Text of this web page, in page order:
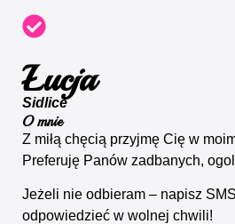
Łucja
Sidlice
O mnie
Z miłą chęcią przyjmę Cię w
Preferuję Panów zadbanych,
Jeżeli nie odbieram – napisz
odpowiedzieć w wolnej chwili!